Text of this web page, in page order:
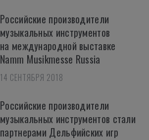
Российские производители
музыкальных инструментов
на международной выставке
Namm Musikmesse Russia
14 СЕНТЯБРЯ 2018
Российские производители
музыкальных инструментов стали
партнерами Дельфийских игр